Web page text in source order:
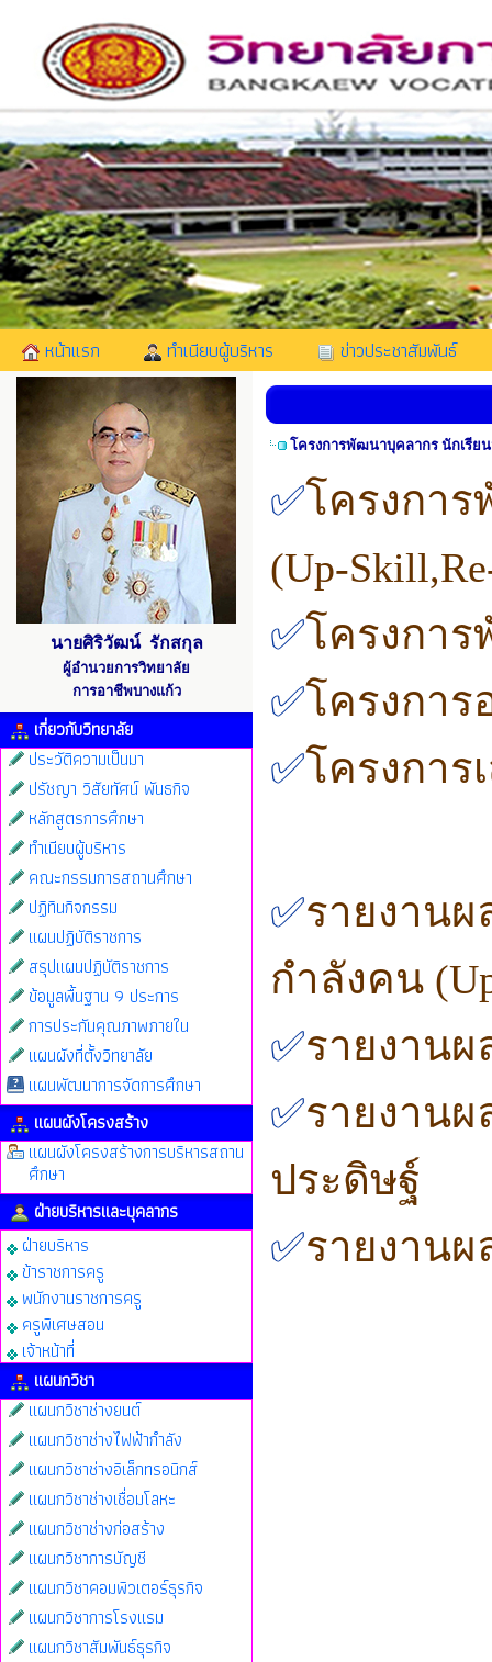
หน้าแรก ทำเนียบผู้บริหาร ข่าวประชาสัมพันธ์
นายศิริวัฒน์ รักสกุล
ผู้อำนวยการวิทยาลัย
การอาชีพบางแก้ว
เกี่ยวกับวิทยาลัย
ประวัติความเป็นมา
ปรัชญา วิสัยทัศน์ พันธกิจ
หลักสูตรการศึกษา
ทำเนียบผู้บริหาร
คณะกรรมการสถานศึกษา
ปฏิทินกิจกรรม
แผนปฏิบัติราชการ
สรุปแผนปฏิบัติราชการ
ข้อมูลพื้นฐาน 9 ประการ
การประกันคุณภาพภายใน
แผนผังที่ตั้งวิทยาลัย
แผนพัฒนาการจัดการศึกษา
แผนผังโครงสร้าง
แผนผังโครงสร้างการบริหารสถาน
ศึกษา
ฝ่ายบริหารและบุคลากร
ฝ่ายบริหาร
ข้าราชการครู
พนักงานราชการครู
ครูพิเศษสอน
เจ้าหน้าที่
แผนกวิชา
แผนกวิชาช่างยนต์
แผนกวิชาช่างไฟฟ้ากำลัง
แผนกวิชาช่างอิเล็กทรอนิกส์
แผนกวิชาช่างเชื่อมโลหะ
แผนกวิชาช่างก่อสร้าง
แผนกวิชาการบัญชี
แผนกวิชาคอมพิวเตอร์ธุรกิจ
แผนกวิชาการโรงแรม
แผนกวิชาสัมพันธ์ธุรกิจ
โครงการพัฒนาบุคลากร นักเรีย
✅โครงกา
(Up-
✅โครงกา
✅โครงกา
✅โครงการ
✅รายงาน
กำลังคน
✅รายงาน
✅รายงาน
ประดิษฐ์
✅รายงานผ